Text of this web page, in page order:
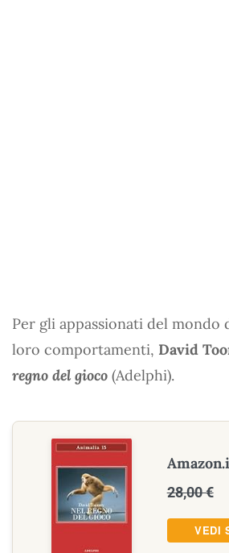
Per gli appassionati del mondo
loro comportamenti, David
regno del gioco (Adelphi).
28,00 €
VEDI